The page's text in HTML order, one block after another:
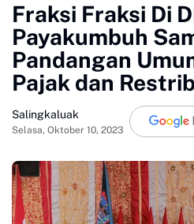
Fraksi Fraksi Di
Payakumbuh
Pandangan
Pajak dan
Salingkaluak
Selasa, Oktober 10, 2023